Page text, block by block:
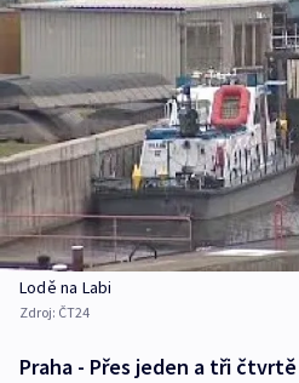
Lodě na Labi
Zdroj: ČT24
Praha - Přes jeden a tři